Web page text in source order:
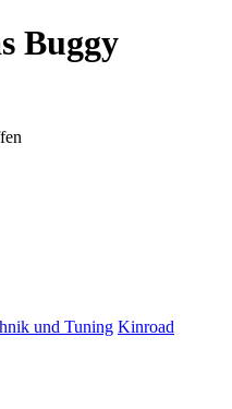
Buggy
und Tuning Kinroad